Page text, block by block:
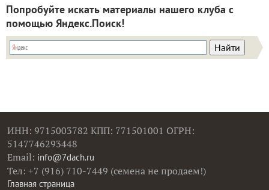
Попробуйте искать материалы нашего клуба с
помощью Яндекс.Поиск!
ИНН: 9715003782 КПП: 771501001 ОГРН:
5147746293448
Email: info@7dach.ru
Тел: +7 (916) 710-7449 (семена не продаем!)
Главная страница